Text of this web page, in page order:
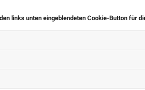
ÜBER DAS
links unten eingeblendeten Cookie-Button für